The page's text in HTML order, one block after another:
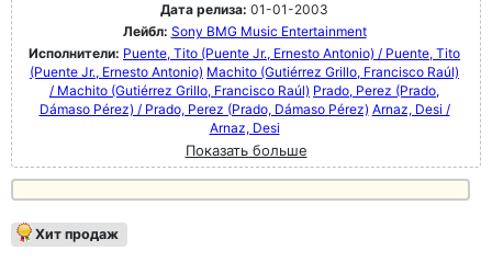
Дата релиза: 01-01-2003
Лейбл: Sony BMG Music Entertainment
Исполнители: Puente, Tito (Puente Jr., Ernesto Antonio) / Puente, Tito
(Puente Jr., Ernesto Antonio) Machito (Gutiérrez Grillo, Francisco Raúl)
/ Machito (Gutiérrez Grillo, Francisco Raúl) Prado, Perez (Prado,
Dámaso Pérez) / Prado, Perez (Prado, Dámaso Pérez) Arnaz, Desi /
Arnaz, Desi
Показать больше
Хит продаж